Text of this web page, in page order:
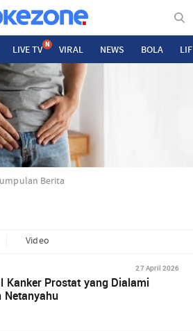
LIVE TV N VIRAL NEWS BOLA
Berita
Video
27 April 2026
Kanker Prostat yang Dialami
Netanyahu